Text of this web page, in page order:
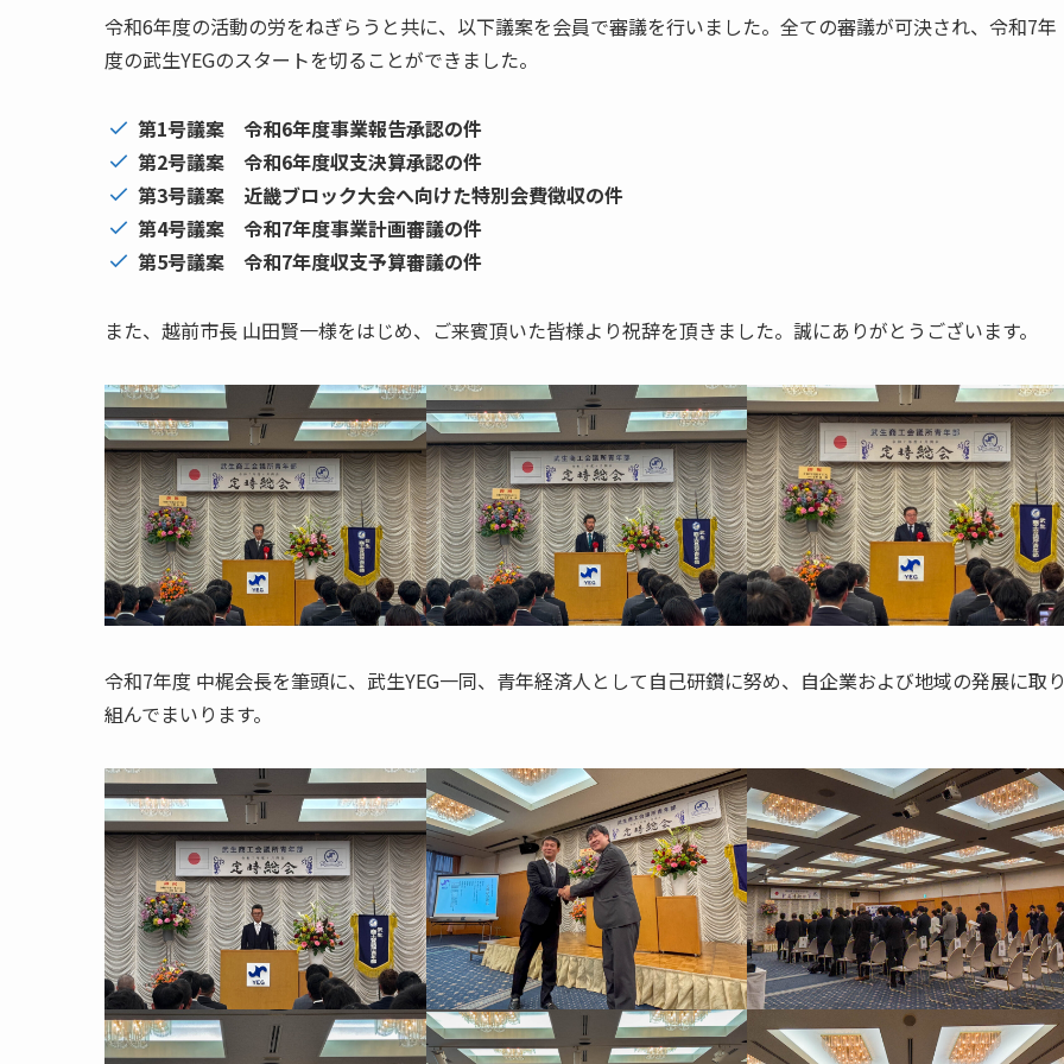
令和6年度の活動の労をねぎらうと共に、以下議案を会員で審議を行いました。全ての審議が可決され、令和7年
度の武生YEGのスタートを切ることができました。
第1号議案 令和6年度事業報告承認の件
第2号議案 令和6年度収支決算承認の件
第3号議案 近畿ブロック大会へ向けた特別会費徴収の件
第4号議案 令和7年度事業計画審議の件
第5号議案 令和7年度収支予算審議の件
また、越前市長 山田賢一様をはじめ、ご来賓頂いた皆様より祝辞を頂きました。誠にありがとうございます。
令和7年度 中梶会長を筆頭に、武生YEG一同、青年経済人として自己研鑽に努め、自企業および地域の発展に取
組んでまいります。